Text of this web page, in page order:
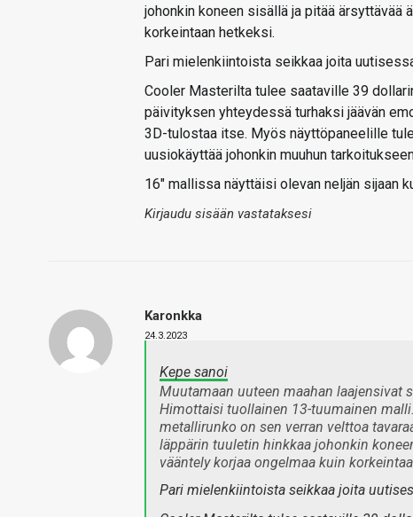
johonkin koneen sisällä ja pitää ärsyttävää
korkeintaan hetkeksi.
Pari mielenkiintoista seikkaa joita
Cooler Masterilta tulee saataville 39
päivityksen yhteydessä turhaksi jäävän
3D-tulostaa itse. Myös näyttöpaneelille
uusiokäyttää johonkin muuhun
16" mallissa näyttäisi olevan neljän sijaan
Kirjaudu sisään vastataksesi
Karonkka
24.3.2023
Kepe sanoi
Muutamaan uuteen maahan laajensivat
Himottaisi tuollainen 13-tuumainen
metallirunko on sen verran velttoa
läppärin tuuletin hinkkaa johonkin
vääntely korjaa ongelmaa kuin
Pari mielenkiintoista seikkaa joita